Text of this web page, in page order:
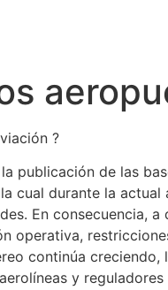
?
publicación de las
cual durante la
En consecuencia,
operativa,
continúa
y